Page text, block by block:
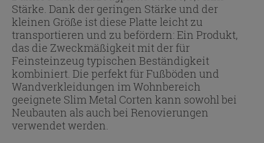
Stärke. Dank der geringen Stärke und der
kleinen Größe ist diese Platte leicht zu
transportieren und zu befördern: Ein Produkt,
das die Zweckmäßigkeit mit der für
Feinsteinzeug typischen Beständigkeit
kombiniert. Die perfekt für Fußböden und
Wandverkleidungen im Wohnbereich
geeignete Slim Metal Corten kann sowohl bei
Neubauten als auch bei Renovierungen
verwendet werden.